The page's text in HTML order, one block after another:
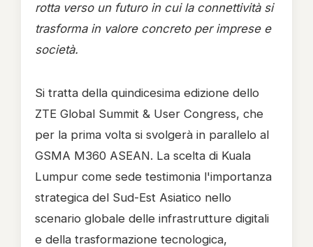
rotta verso un futuro in cui la connettività si
trasforma in valore concreto per imprese e
società.
Si tratta della quindicesima edizione dello
ZTE Global Summit & User Congress, che
per la prima volta si svolgerà in parallelo al
GSMA M360 ASEAN. La scelta di Kuala
Lumpur come sede testimonia l'importanza
strategica del Sud-Est Asiatico nello
scenario globale delle infrastrutture digitali
e della trasformazione tecnologica,